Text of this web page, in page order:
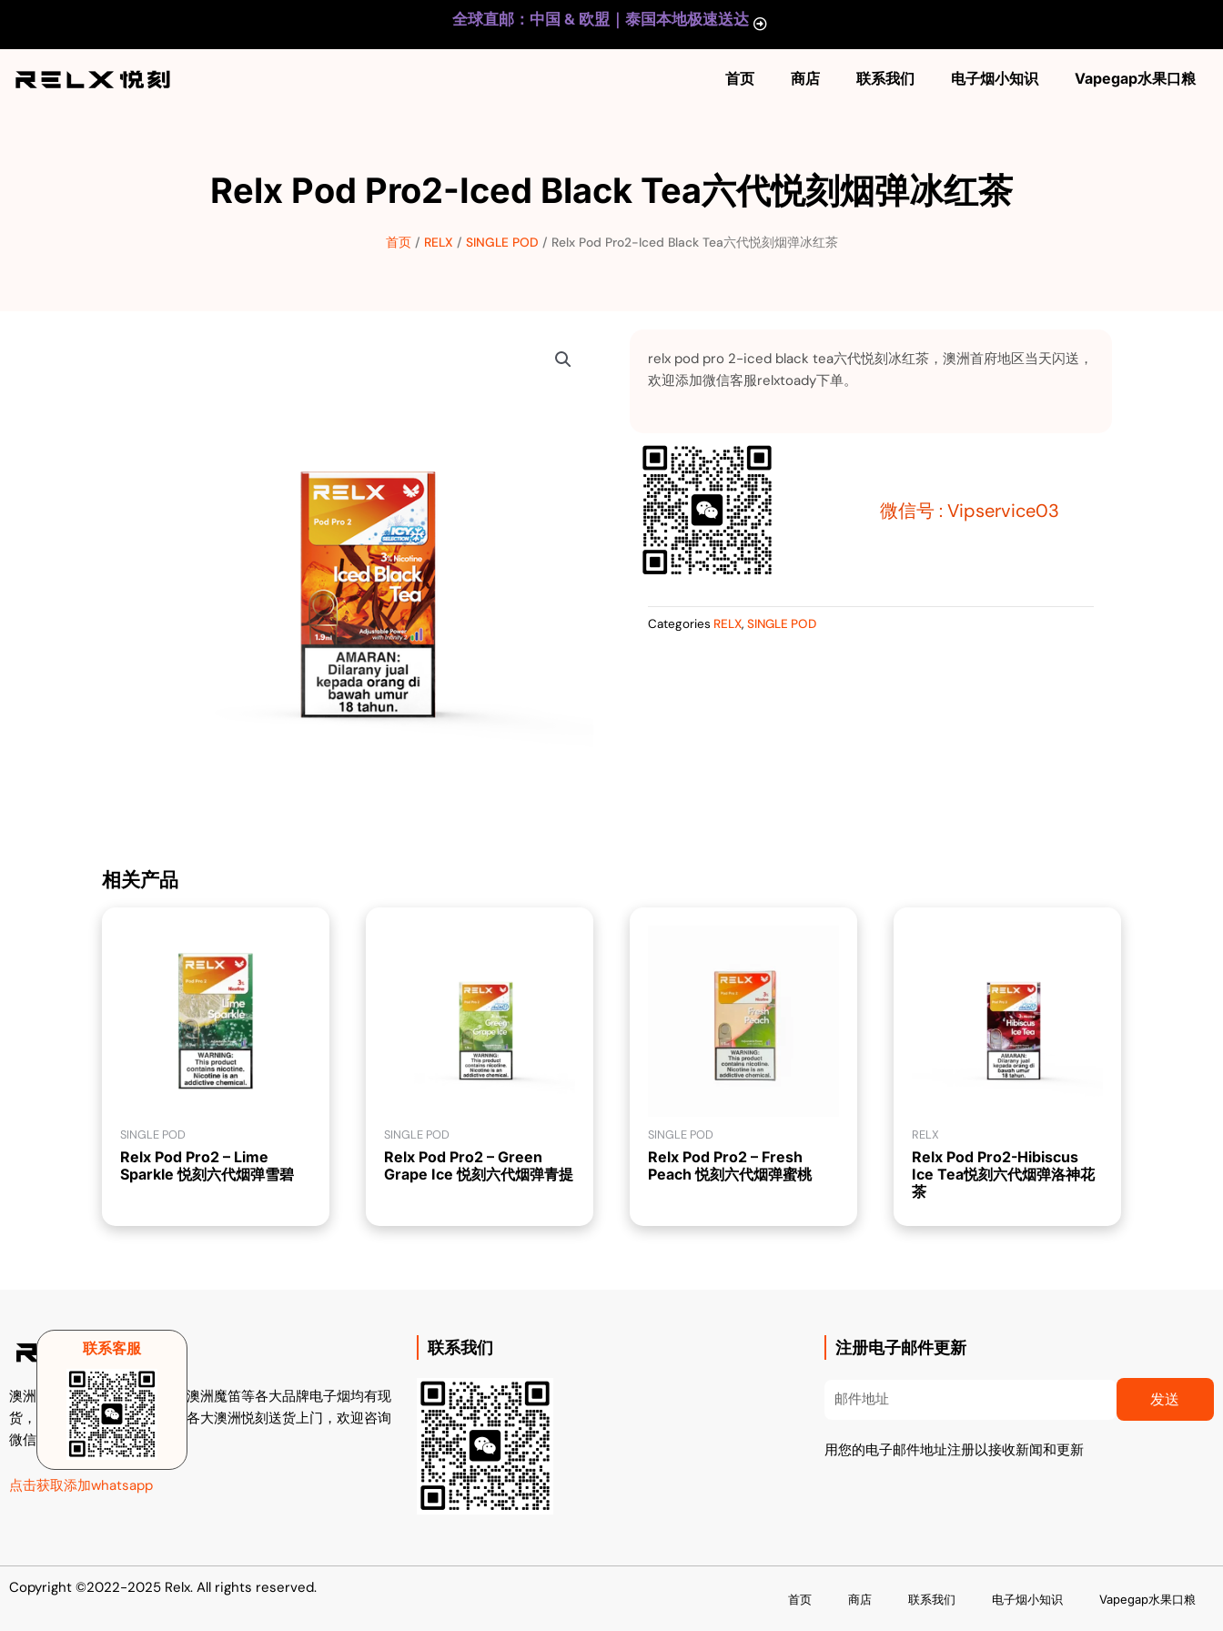
内
全球直邮：中国 & 欧盟｜泰国本地极速送达
首页 商店 联系我们 电子烟小知识 Vapegap水果口粮
Relx Pod Pro2-Iced Black Tea六代悦刻烟弹冰红茶
首页/ RELX / SINGLE POD / Relx Pod Pro2-Iced Black Tea六代悦刻烟弹冰红茶
relx pod pro 2-iced black tea六代悦刻冰红茶，澳洲首府地区当天闪送，
欢迎添加微信客服relxtoady下单。
微信号 : Vipservice03
Categories RELX, SINGLE POD
相关产品
SINGLE POD
Relx Pod Pro2 – Lime
Sparkle 悦刻六代烟弹雪碧
SINGLE POD
Relx Pod Pro2 – Green
Grape Ice 悦刻六代烟弹青提
SINGLE POD
Relx Pod Pro2 – Fresh
Peach 悦刻六代烟弹蜜桃
RELX
Relx Pod Pro2-Hibiscus
Ice Tea悦刻六代烟弹洛神花
茶
澳洲电子烟招商，澳洲悦刻，澳洲魔笛等各大品牌电子烟均有现
货，悉尼悦刻，墨尔本悦刻等各大澳洲悦刻送货上门，欢迎咨询
微信小姐姐客服。
点击获取添加whatsapp
联系我们 注册电子邮件更新
Email
发送
用您的电子邮件地址注册以接收新闻和更新
Copyright ©2022-2025 Relx. All rights reserved.
首页 商店 联系我们 电子烟小知识 Vapegap水果口粮
联系客服